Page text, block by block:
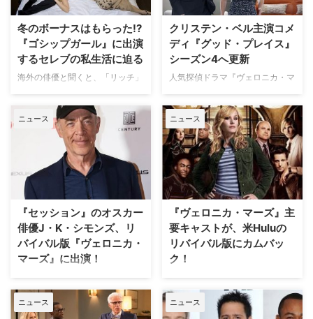
用を調達し2014年に映画化を果
たした。最新のシーズン4は、米
Huluにより実現。7月中旬から配
信が始まっている。 趣味の放課
後探偵、本…
り着いたのは天国！ あの世を舞
は、死後に天国…
冬のボーナスはもらった!?
『ゴシップガール』に出演
するセレブの私生活に迫る
海外の俳優と聞くと、「リッチ」
活」というイメージがあるだろ
う。実際、彼らにも日本のよう
に"冬のボーナス"というものがあ
るのだろうか？ セレブの生活が
見られる作品『ゴシップガール』
に出演する女優たちの私生活を追
跡してみた。 【関連記事】超リ
ッチなハイスクーラー、『ゴシッ
プガール』は実在するの！…
クリステン・ベル主演コメ
ディ『グッド・プレイス』
シーズン4へ更新
人気探偵ドラマ『ヴェロニカ・マ
する、死後の世界を舞台にしたコ
メディ『グッド・プレイス』がシ
ーズン4へ更新されたことが明ら
かとなった。米TV Lineなどが報
じている。 【関連記事】『グッ
ド・プレイス』地獄にいくはずが
たどり着いたのは天国！ あの世
を舞台にしたシットコムが誕生
本作の主人公…
ニュース
『セッション』のオスカー
俳優J・K・シモンズ、リ
バイバル版『ヴェロニカ・
マーズ』に出演！
2004年から3シーズンにわたっ
て放送された、女子高生探偵ヴェ
ロニカの活躍を描く『ヴェロニ
ニュース
『ヴェロニカ・マーズ』主
要キャストが、米Huluの
リバイバル版にカムバッ
ク！
2004年から3シーズンにわたっ
て放送された女子高生探偵ヴェロ
ニカの活躍を描く『ヴェロニカ・
ニュース ニュース